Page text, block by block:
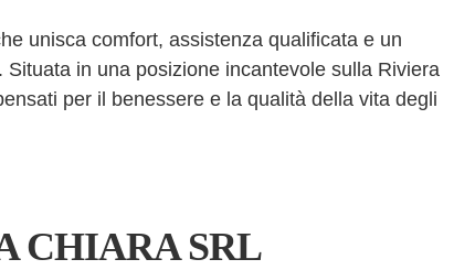
unisca comfort, assistenza qualificata e un
Situata in una posizione incantevole sulla Riviera
per il benessere e la qualità della vita degli
CHIARA SRL